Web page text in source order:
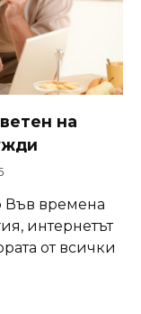
на
Във времена
интернетът
от всички